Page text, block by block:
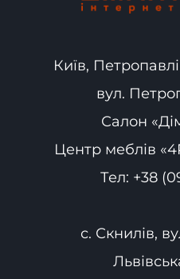
Київ,
вул.
Салон
Центр меблів
Тел: +38
с. Скнилів,